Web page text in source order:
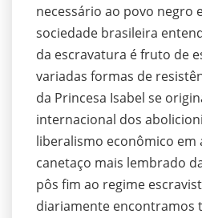
necessário ao povo negro
sociedade brasileira
da escravatura é fruto de
variadas formas de
da Princesa Isabel se
internacional dos
liberalismo econômico em
canetaço mais lembrado
pôs fim ao regime
diariamente encontramos